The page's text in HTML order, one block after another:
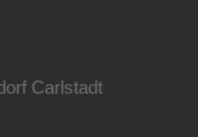
Carlstadt